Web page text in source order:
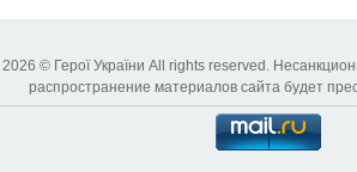
2026 © Герої України All rights reserved.
распространение материалов сайта будет